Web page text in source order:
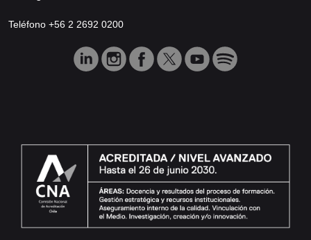
Teléfono +56 2 2692 0200